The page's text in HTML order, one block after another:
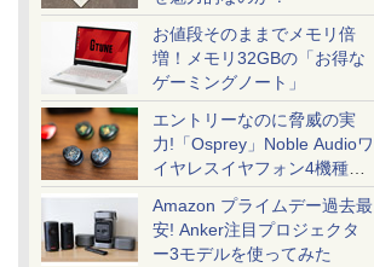
お値段そのままでメモリ倍
増！メモリ32GBの「お得な
ゲーミングノート」
エントリーなのに脅威の実
力!「Osprey」Noble Audioワ
イヤレスイヤフォン4機種を
一気に聴く
Amazon プライムデー過去最
安! Anker注目プロジェクタ
ー3モデルを使ってみた